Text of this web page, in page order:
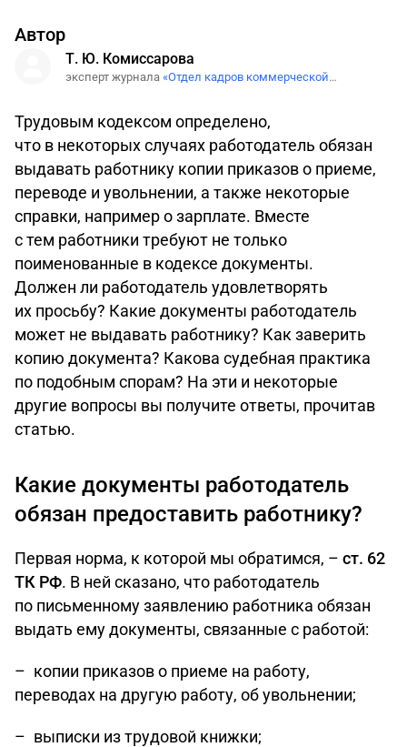
Автор
Т. Ю. Комиссарова
эксперт журнала «Отдел кадров коммерческой
Трудовым кодексом определено,
что в некоторых случаях работодатель обязан
выдавать работнику копии приказов о приеме,
переводе и увольнении, а также некоторые
справки, например о зарплате. Вместе
с тем работники требуют не только
поименованные в кодексе документы.
Должен ли работодатель удовлетворять
их просьбу? Какие документы работодатель
может не выдавать работнику? Как заверить
копию документа? Какова судебная практика
по подобным спорам? На эти и некоторые
другие вопросы вы получите ответы, прочитав
статью.
Какие документы работодатель
обязан предоставить работнику?
Первая норма, к которой мы обратимся, – ст. 62
ТК РФ. В ней сказано, что работодатель
по письменному заявлению работника обязан
выдать ему документы, связанные с работой:
– копии приказов о приеме на работу,
переводах на другую работу, об увольнении;
– выписки из трудовой книжки;